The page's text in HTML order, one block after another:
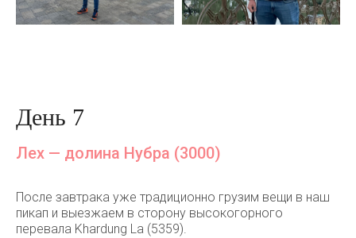
День 7
Лех — долина Нубра (3000)
После завтрака уже традиционно грузим вещи в наш
пикап и выезжаем в сторону высокогорного
перевала Khardung La (5359).